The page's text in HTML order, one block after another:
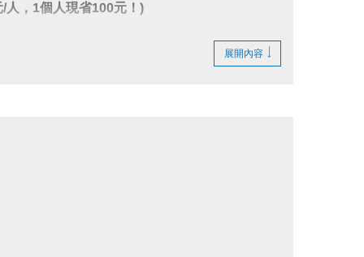
人，1個人現省100元！)
展開內容